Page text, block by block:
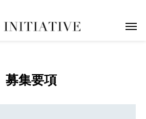
募集要項